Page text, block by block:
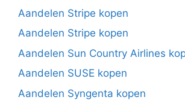
Aandelen Stripe kopen
Aandelen Stripe kopen
Aandelen Sun Country Airlines
Aandelen SUSE kopen
Aandelen Syngenta kopen